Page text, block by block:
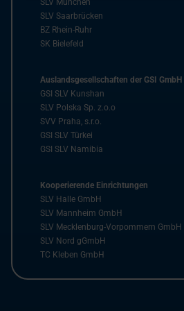
SLV München
SLV Saarbrücken
BZ Rhein-Ruhr
SK Bielefeld
Auslandsgesellschaften der GSI GmbH
GSI SLV Kunshan
SLV Polska Sp. z.o.o
SVV Praha, s.r.o.
GSI SLV Türkei
GSI SLV Namibia
Kooperierende Einrichtungen
SLV Halle GmbH
SLV Mannheim GmbH
SLV Mecklenburg-Vorpommern GmbH
SLV Nord gGmbH
TC Kleben GmbH